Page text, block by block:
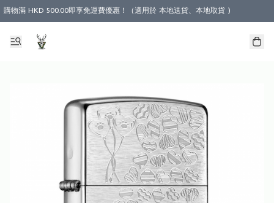
購物滿 HKD 500.00即享免運費優惠！（適用於 本地送貨、本地取貨 )